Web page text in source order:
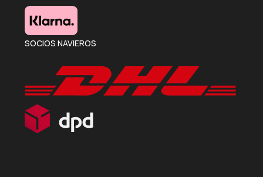
SOCIOS NAVIEROS